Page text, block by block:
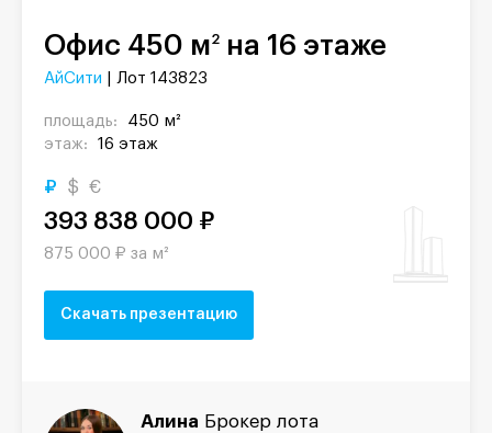
Офис 450 м2 на 16 этаже
АйСити | Лот 143823
площадь:
450 м²
этаж:
16 этаж
₽ $ €
393 838 000 ₽
875 000 ₽ за м²
Скачать презентацию
Алина Брокер лота